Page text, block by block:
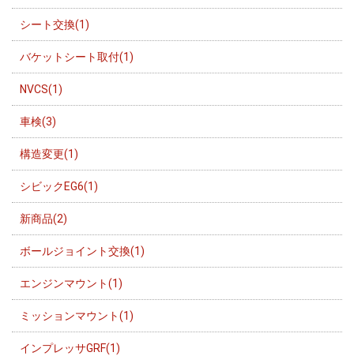
シート交換(1)
バケットシート取付(1)
NVCS(1)
車検(3)
構造変更(1)
シビックEG6(1)
新商品(2)
ボールジョイント交換(1)
エンジンマウント(1)
ミッションマウント(1)
インプレッサGRF(1)